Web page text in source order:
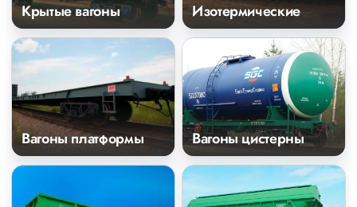
Крытые вагоны Изотермические
Вагоны платформы Вагоны цистерны